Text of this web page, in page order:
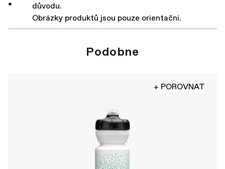
*
důvodu.
Obrázky produktů jsou pouze orientační.
Podobne
+ POROVNAT